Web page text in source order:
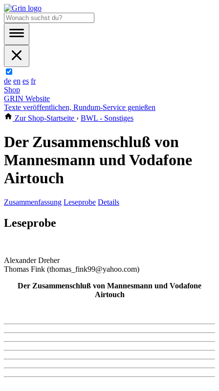
de en es fr
Shop
GRIN Website
Texte veröffentlichen, Rundum-Service genießen
Zur Shop-Startseite › BWL - Sonstiges
Der Zusammenschluß von
Mannesmann und Vodafone
Airtouch
Zusammenfassung Leseprobe Details
Leseprobe
Alexander Dreher
Thomas Fink (thomas_fink99@yahoo.com)
Der Zusammenschluß von Mannesmann und Vodafone
Airtouch